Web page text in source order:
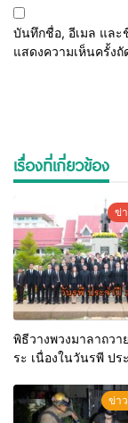
บันทึกชื่อ, อีเมล และ
แสดงความเห็นครั้งถั
เรื่องที่เกี่ยวข้อง
ข่
พิธีวางพวงมาลาถวา
ระ เนื่องในวันรพี ปร
เพื่อเชื่อมความสัมพั
หน่วยงานในกระบว
ข่า